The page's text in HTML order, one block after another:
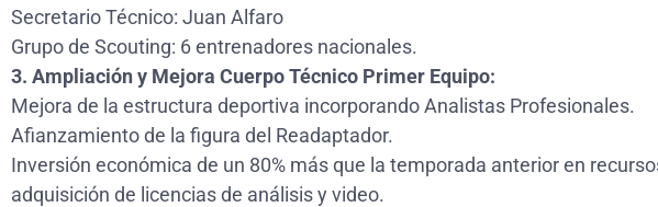
Secretario Técnico: Juan Alfaro
Grupo de Scouting: 6 entrenadores nacionales.
3. Ampliación y Mejora Cuerpo Técnico Primer Equipo:
Mejora de la estructura deportiva incorporando Analistas Profesionales.
Afianzamiento de la figura del Readaptador.
Inversión económica de un 80% más que la temporada anterior en
adquisición de licencias de análisis y video.